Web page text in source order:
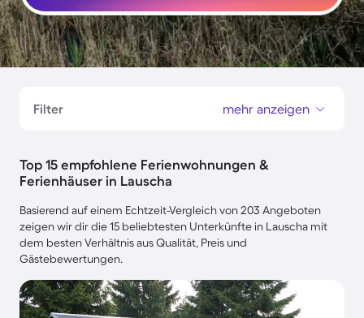
Filter mehr anzeigen
Top 15 empfohlene Ferienwohnungen &
Ferienhäuser in Lauscha
Basierend auf einem Echtzeit-Vergleich von 203 Angeboten
zeigen wir dir die 15 beliebtesten Unterkünfte in Lauscha mit
dem besten Verhältnis aus Qualität, Preis und
Gästebewertungen.